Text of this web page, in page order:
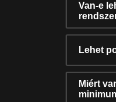
Van-e
Lehet
Miért